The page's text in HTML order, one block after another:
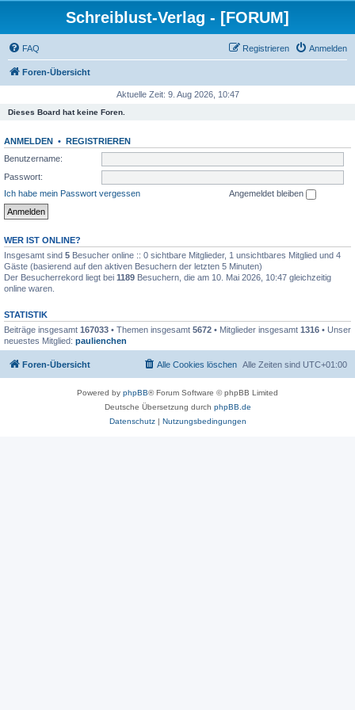
Schreiblust-Verlag - [FORUM]
FAQ Anmelden
Registrieren
Foren-Übersicht
Aktuelle Zeit: 9. Aug 2026, 10:47
Dieses Board hat keine Foren.
ANMELDEN • REGISTRIEREN
Benutzername:
Passwort:
Ich habe mein Passwort vergessen
Angemeldet bleiben
WER IST ONLINE?
Insgesamt sind 5 Besucher online :: 0 sichtbare Mitglieder, 1 unsichtbares Mitglied und 4
Gäste (basierend auf den aktiven Besuchern der letzten 5 Minuten)
Der Besucherrekord liegt bei 1189 Besuchern, die am 10. Mai 2026, 10:47 gleichzeitig
online waren.
STATISTIK
Beiträge insgesamt 167033 • Themen insgesamt 5672 • Mitglieder insgesamt 1316 • Unser
neuestes Mitglied: paulienchen
Foren-Übersicht Alle Zeiten sind UTC+01:00
Alle Cookies löschen
Powered by phpBB® Forum Software © phpBB Limited
Deutsche Übersetzung durch phpBB.de
Datenschutz| Nutzungsbedingungen